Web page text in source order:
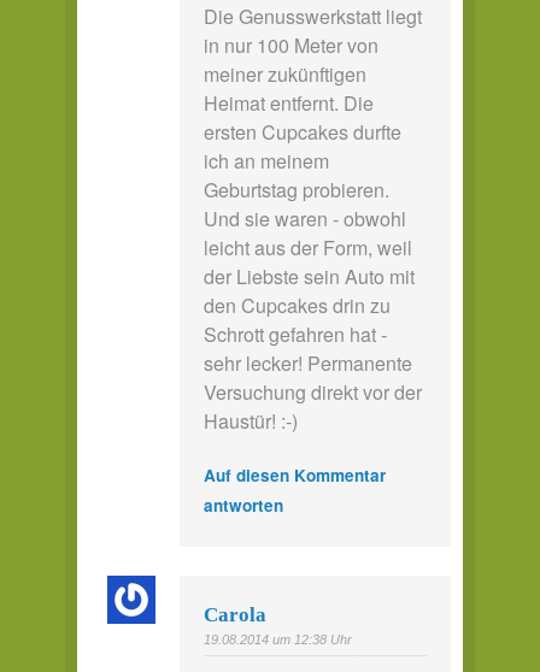
Die Genusswerkstatt liegt
in nur 100 Meter von
meiner zukünftigen
Heimat entfernt. Die
ersten Cupcakes durfte
ich an meinem
Geburtstag probieren.
Und sie waren - obwohl
leicht aus der Form, weil
der Liebste sein Auto mit
den Cupcakes drin zu
Schrott gefahren hat -
sehr lecker! Permanente
Versuchung direkt vor der
Haustür! :-)
Auf diesen Kommentar
antworten
Carola
19.08.2014 um 12:38 Uhr